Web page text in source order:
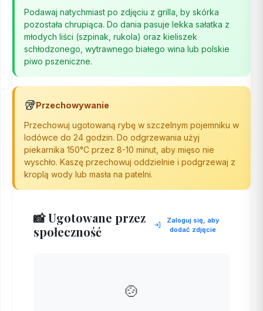
Podawaj natychmiast po zdjęciu z grilla, by skórka
pozostała chrupiąca. Do dania pasuje lekka sałatka z
młodych liści (szpinak, rukola) oraz kieliszek
schłodzonego, wytrawnego białego wina lub polskie
piwo pszeniczne.
🥡Przechowywanie
Przechowuj ugotowaną rybę w szczelnym pojemniku w
lodówce do 24 godzin. Do odgrzewania użyj
piekarnika 150°C przez 8-10 minut, aby mięso nie
wyschło. Kaszę przechowuj oddzielnie i podgrzewaj z
kroplą wody lub masła na patelni.
📸 Ugotowane przez
społeczność
Zaloguj się, aby
dodać zdjęcie
🍲